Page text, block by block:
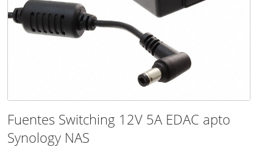
Fuentes Switching 12V 5A EDAC apto
Synology NAS